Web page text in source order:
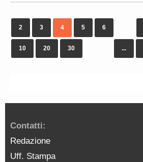
2 3 4 5 6
...
10 20 30
Contatti:
Redazione
Uff. Stampa